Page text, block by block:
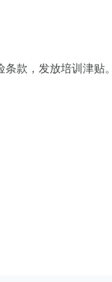
款，发放培训津贴